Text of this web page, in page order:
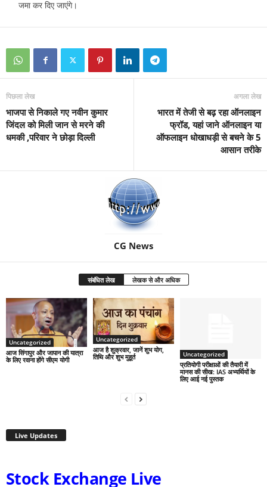
जमा कर दिए जाएंगे।
पिछला लेख
भाजपा से निकाले गए नवीन कुमार
जिंदल को मिली जान से मरने की
धमकी ,परिवार ने छोड़ा दिल्ली
अगला लेख
भारत में तेजी से बढ़ रहा ऑनलाइन
फ्रॉड, यहां जाने ऑनलाइन या
ऑफलाइन धोखाधड़ी से बचने के 5
आसान तरीके
CG News
संबंधित लेख लेखक से और अधिक
Uncategorized
आज सिंगापुर और जापान की यात्रा
के लिए रवाना होंगे सीएम योगी
Uncategorized
आज है शुक्रवार, जानें शुभ योग,
तिथि और शुभ मुहूर्त
Uncategorized
प्रतियोगी परीक्षाओं की तैयारी में
मानस की सीख: IAS अभ्यर्थियों के
लिए आई नई पुस्तक
Live Updates
Stock Exchange Live